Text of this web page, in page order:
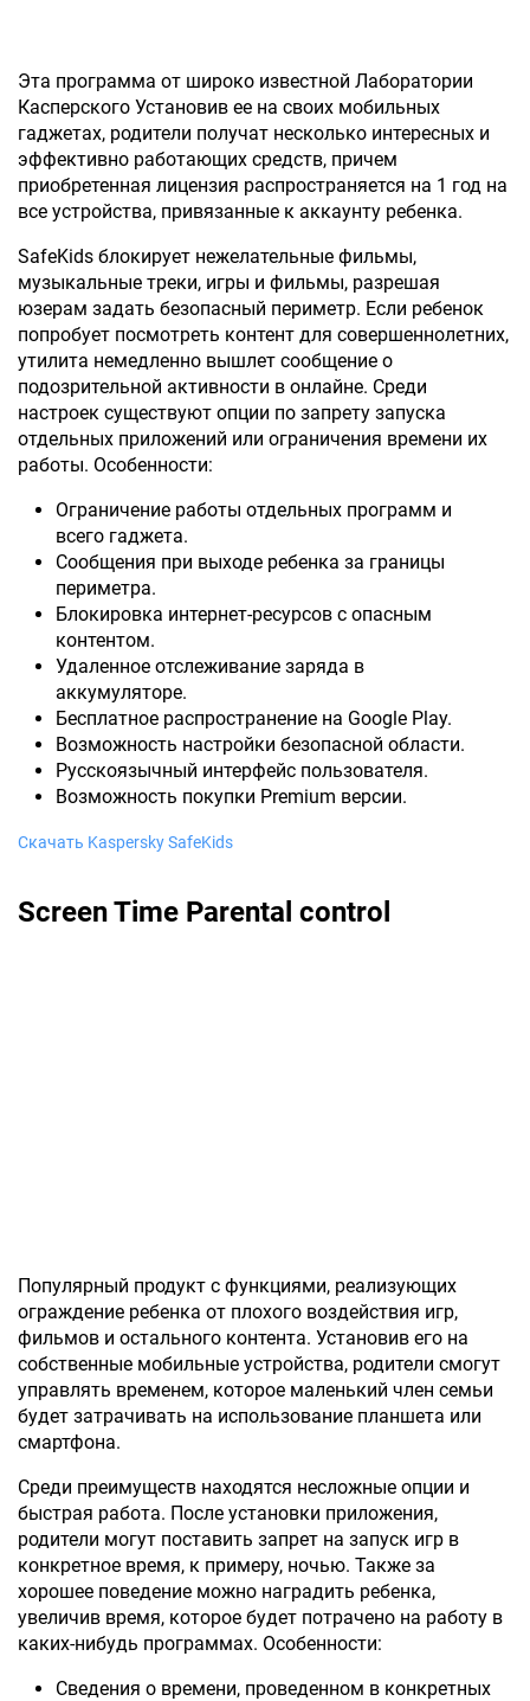
Эта программа от широко известной Лаборатории
Касперского Установив ее на своих мобильных
гаджетах, родители получат несколько интересных и
эффективно работающих средств, причем
приобретенная лицензия распространяется на 1 год на
все устройства, привязанные к аккаунту ребенка.
SafeKids блокирует нежелательные фильмы,
музыкальные треки, игры и фильмы, разрешая
юзерам задать безопасный периметр. Если ребенок
попробует посмотреть контент для совершеннолетних,
утилита немедленно вышлет сообщение о
подозрительной активности в онлайне. Среди
настроек существуют опции по запрету запуска
отдельных приложений или ограничения времени их
работы. Особенности:
Ограничение работы отдельных программ и
всего гаджета.
Сообщения при выходе ребенка за границы
периметра.
Блокировка интернет-ресурсов с опасным
контентом.
Удаленное отслеживание заряда в
аккумуляторе.
Бесплатное распространение на Google Play.
Возможность настройки безопасной области.
Русскоязычный интерфейс пользователя.
Возможность покупки Premium версии.
Скачать Kaspersky SafeKids
Screen Time Parental control
Популярный продукт с функциями, реализующих
ограждение ребенка от плохого воздействия игр,
фильмов и остального контента. Установив его на
собственные мобильные устройства, родители смогут
управлять временем, которое маленький член семьи
будет затрачивать на использование планшета или
смартфона.
Среди преимуществ находятся несложные опции и
быстрая работа. После установки приложения,
родители могут поставить запрет на запуск игр в
конкретное время, к примеру, ночью. Также за
хорошее поведение можно наградить ребенка,
увеличив время, которое будет потрачено на работу в
каких-нибудь программах. Особенности:
Сведения о времени, проведенном в конкретных